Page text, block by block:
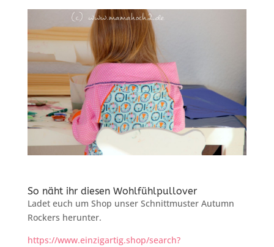
So näht ihr diesen Wohlfühlpullover
Ladet euch um Shop unser Schnittmuster Autumn
Rockers herunter.
https://www.einzigartig.shop/search?